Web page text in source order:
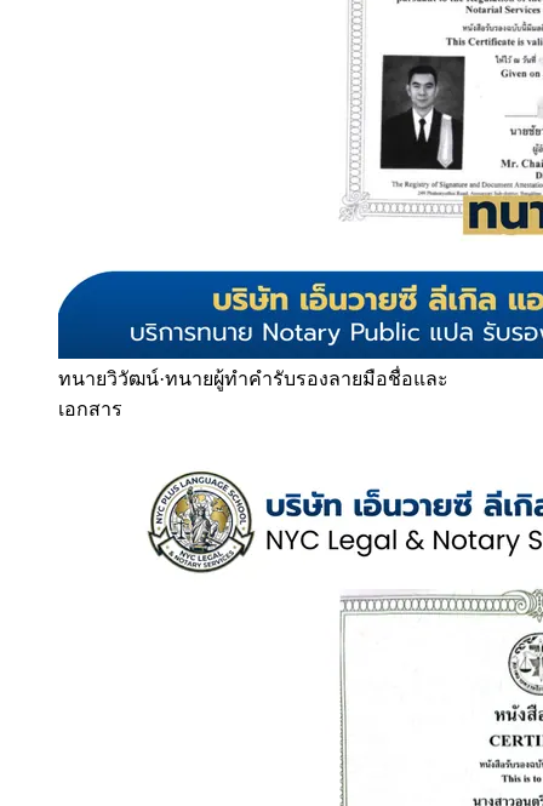
ทนายวิวัฒน์·ทนายผู้ทำคำรับรองลายมือชื่อและ
เอกสาร